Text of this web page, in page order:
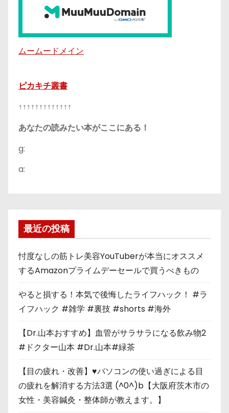
ムームードメイン
ピカキチ叢書
↑↑↑↑↑↑↑↑↑↑↑↑↑
あなたの読みたい本がここにある！
g:
a:
最近の投稿
忖度なしの筋トレ美容YouTuberが本当にオススメ
するAmazonプライムデーセールで買うべきもの
やると損する！本気で後悔したライフハック！ #ラ
イフハック #雑学 #裏技 #shorts #海外
【Dr.山本おすすめ】血管がサラサラになる飲み物2
#ドクター山本 #Dr.山本#緑茶
【目の疲れ・改善】♥パソコンの使い過ぎによる目
の疲れを解消する方法3選 (^0^)b【大阪府茨木市の
女性・美容鍼灸・整体師が教えます。】